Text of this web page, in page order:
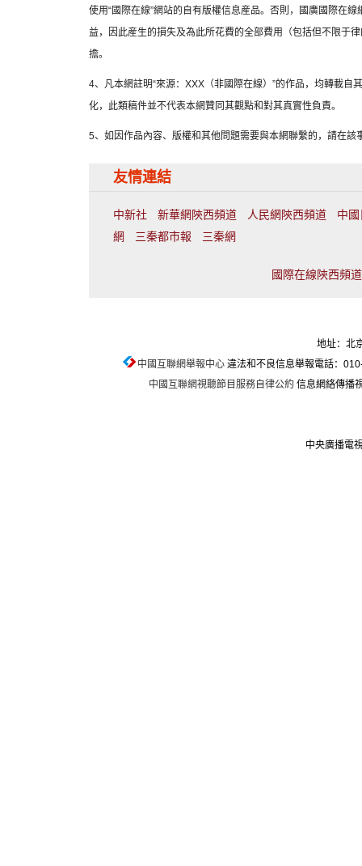
使用“國際在線”網站的自有版權信息産品。否則，國廣國際在
益，因此産生的損失及為此所花費的全部費用（包括但不限于
擔。
4、凡本網註明“來源：XXX（非國際在線）”的作品，均轉載自
化，此類稿件並不代表本網贊同其觀點和對其真實性負責。
5、如因作品內容、版權和其他問題需要與本網聯繫的，請在該
友情連結
中新社 新華網陝西頻道 人民網陝西頻道
中
網
三秦都市報 三秦網
國際在線陝西頻
地址：北
中國互聯網舉報中心違法和不良信息舉報電話：
中國互聯網視聽節目服務自律公約 信息網絡傳播
中央廣播電